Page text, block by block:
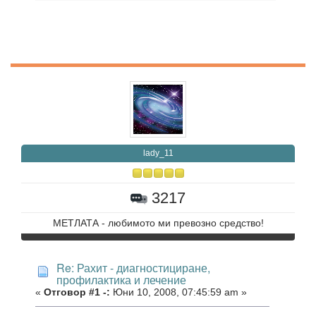
lady_11
3217
МЕТЛАТА - любимото ми превозно средство!
Re: Рахит - диагностициране,
профилактика и лечение
« Отговор #1 -: Юни 10, 2008, 07:45:59 am »